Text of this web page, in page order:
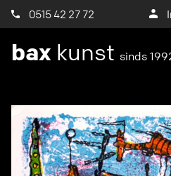
0515 42 27 72
bax kunst sinds